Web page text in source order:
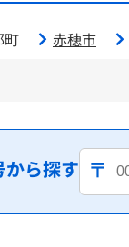
町 赤穂市
ら探す